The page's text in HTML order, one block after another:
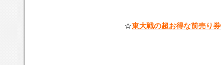
☆東大戦の超お得な前売り